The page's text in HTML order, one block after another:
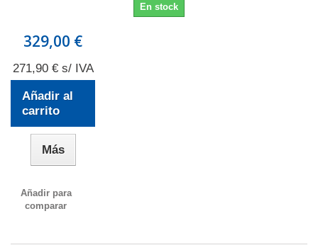
En stock
329,00 €
271,90 € s/ IVA
Añadir al
carrito
Más
Añadir para
comparar